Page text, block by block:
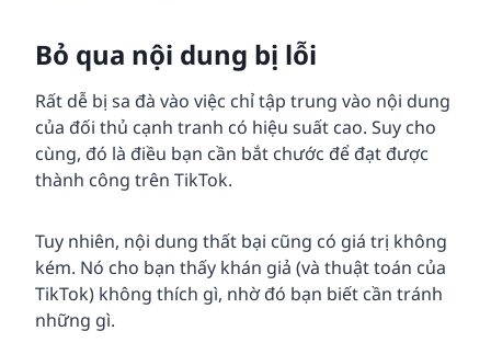
Bỏ qua nội dung bị lỗi
Rất dễ bị sa đà vào việc chỉ tập trung vào nội dung
của đối thủ cạnh tranh có hiệu suất cao. Suy cho
cùng, đó là điều bạn cần bắt chước để đạt được
thành công trên TikTok.
Tuy nhiên, nội dung thất bại cũng có giá trị không
kém. Nó cho bạn thấy khán giả (và thuật toán của
TikTok) không thích gì, nhờ đó bạn biết cần tránh
những gì.